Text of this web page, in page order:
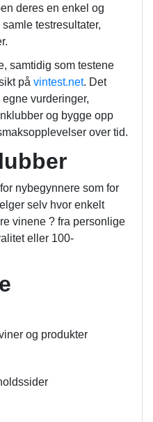
deres en enkel og
testresultater,
samtidig som testene
på vintest.net. Det
vurderinger,
og bygge opp
over tid.
nybegynnere som for
selv hvor enkelt
vinene ? fra personlige
eller 100-
og produkter